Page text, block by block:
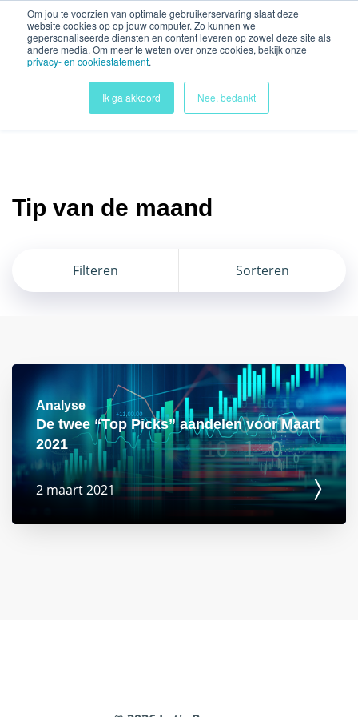
Om jou te voorzien van optimale gebruikerservaring slaat deze
website cookies op op jouw computer. Zo kunnen we
gepersonaliseerde diensten en content leveren op zowel deze site als
andere media. Om meer te weten over onze cookies, bekijk onze
privacy- en cookiestatement.
Ik ga akkoord Nee, bedankt
Security check failed
Lid worden
Analyses
Achtergronden
Tip van de maand
Filteren Sorteren
Analyse
De twee “Top Picks” aandelen voor Maart
2021
2 maart 2021